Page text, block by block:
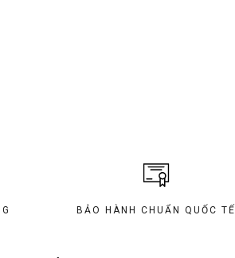
BẢO HÀNH CHUẨN QUỐC TẾ